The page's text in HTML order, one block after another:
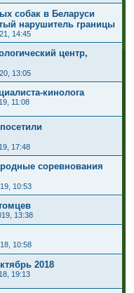
собак в Беларуси
нарушитель границы
14:45
центр,
13:05
кинолога
11:08
17:48
соревнования
10:53
13:38
10:58
2018
19:13